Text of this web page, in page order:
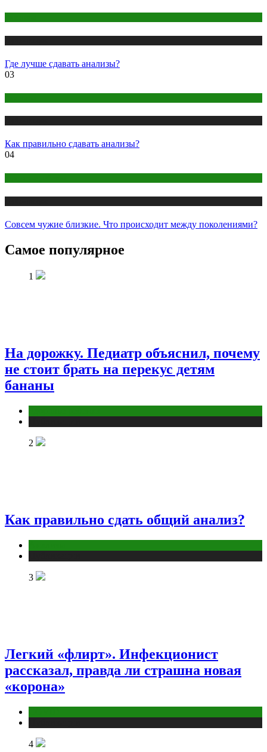
Где лучше сдавать анализы?
03
Как правильно сдавать анализы?
04
Совсем чужие близкие. Что происходит между поколениями?
Самое популярное
1
На дорожку. Педиатр объяснил, почему
не стоит брать на перекус детям
бананы
2
Как правильно сдать общий анализ?
3
Легкий «флирт». Инфекционист
рассказал, правда ли страшна новая
«корона»
4